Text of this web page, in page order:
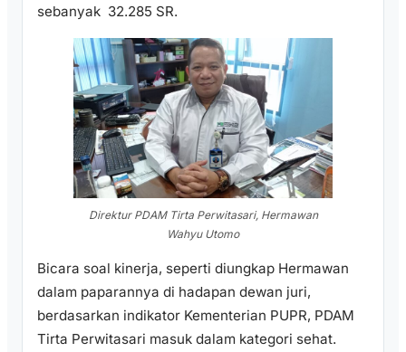
sebanyak 32.285 SR.
Direktur PDAM Tirta Perwitasari, Hermawan
Wahyu Utomo
Bicara soal kinerja, seperti diungkap Hermawan
dalam paparannya di hadapan dewan juri,
berdasarkan indikator Kementerian PUPR, PDAM
Tirta Perwitasari masuk dalam kategori sehat.